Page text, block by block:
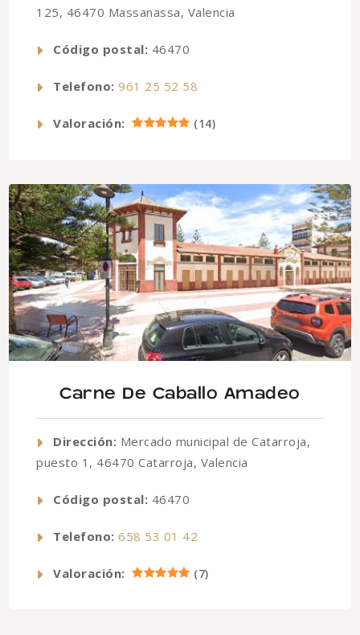
125, 46470 Massanassa, Valencia
Código postal: 46470
Telefono: 961 25 52 58
Valoración: (14)
Carne De Caballo Amadeo
Dirección: Mercado municipal de Catarroja,
puesto 1, 46470 Catarroja, Valencia
Código postal: 46470
Telefono: 658 53 01 42
Valoración: (7)